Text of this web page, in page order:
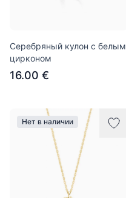
Серебряный кулон с белым
цирконом
16.00 €
Нет в наличии